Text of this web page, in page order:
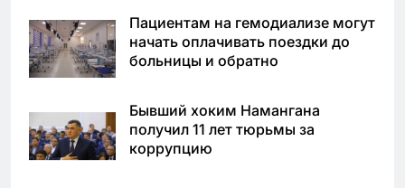
Пациентам на гемодиализе могут
начать оплачивать поездки до
больницы и обратно
Бывший хоким Намангана
получил 11 лет тюрьмы за
коррупцию